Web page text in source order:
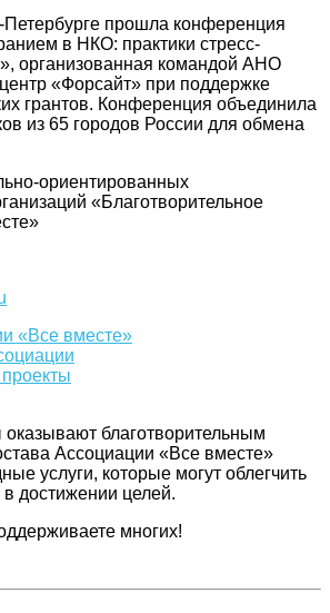
прошла конференция
в НКО: практики стресс-
организованная командой АНО
«Форсайт» при поддержке
грантов. Конференция объединила
из 65 городов России для обмена
ориентированных
«Благотворительное
«Все вместе»
благотворительным
Ассоциации «Все вместе»
услуги, которые могут облегчить
достижении целей.
многих!